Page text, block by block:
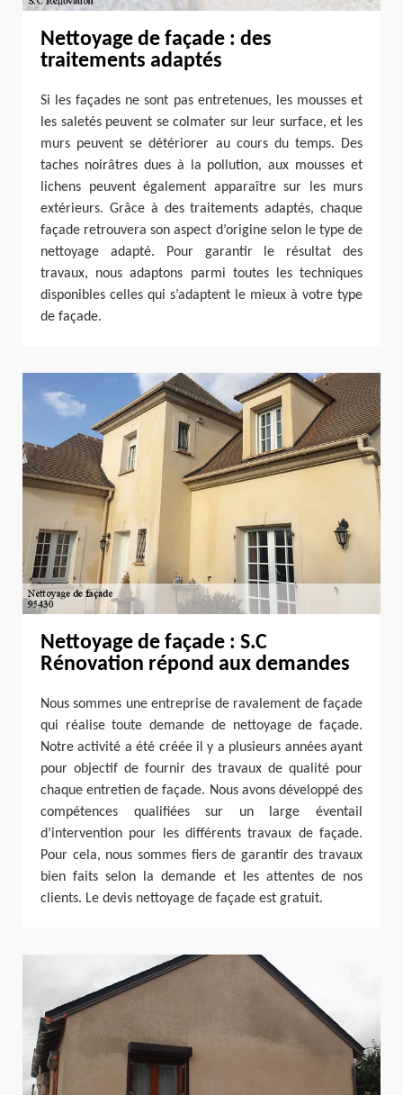
Nettoyage de façade : des
traitements adaptés
Si les façades ne sont pas entretenues, les mousses et
les saletés peuvent se colmater sur leur surface, et les
murs peuvent se détériorer au cours du temps. Des
taches noirâtres dues à la pollution, aux mousses et
lichens peuvent également apparaître sur les murs
extérieurs. Grâce à des traitements adaptés, chaque
façade retrouvera son aspect d’origine selon le type de
nettoyage adapté. Pour garantir le résultat des
travaux, nous adaptons parmi toutes les techniques
disponibles celles qui s’adaptent le mieux à votre type
de façade.
Nettoyage de façade : S.C
Rénovation répond aux demandes
Nous sommes une entreprise de ravalement de façade
qui réalise toute demande de nettoyage de façade.
Notre activité a été créée il y a plusieurs années ayant
pour objectif de fournir des travaux de qualité pour
chaque entretien de façade. Nous avons développé des
compétences qualifiées sur un large éventail
d’intervention pour les différents travaux de façade.
Pour cela, nous sommes fiers de garantir des travaux
bien faits selon la demande et les attentes de nos
clients. Le devis nettoyage de façade est gratuit.